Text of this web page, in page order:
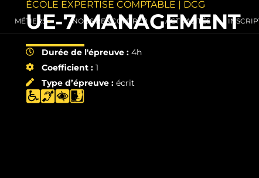
MÉTIERS NOUS RENCONTRER ACTUALITÉS
ÉCOLE EXPERTISE COMPTABLE | DCG
UE-7 MANAGEMENT
Durée de l'épreuve : 4h
Coefficient :1
Type d’épreuve :écrit